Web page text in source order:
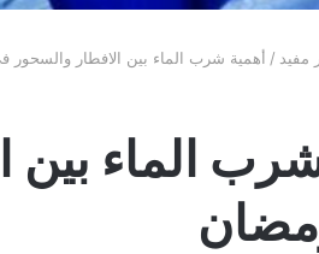
مفيد / أهمية شرب الماء بين الافطار
الماء بين